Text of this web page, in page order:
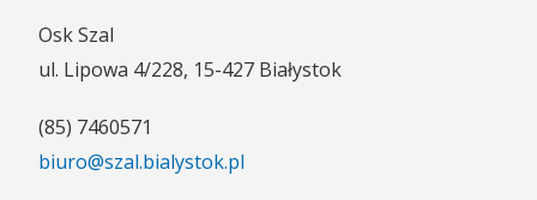
Osk Szal
ul. Lipowa 4/228, 15-427 Białystok
(85) 7460571
biuro@szal.bialystok.pl